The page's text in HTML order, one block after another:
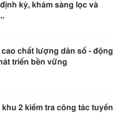
kỳ, khám sàng lọc và
cao chất lượng dân số - động
triển bền vững
khu 2 kiểm tra công tác tuyển